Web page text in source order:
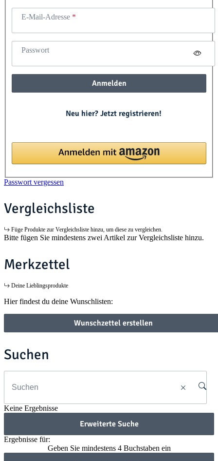
E-Mail-Adresse
Passwort
Anmelden
Neu hier? Jetzt registrieren!
Passwort vergessen
Vergleichsliste
Füge Produkte zur Vergleichsliste hinzu, um diese zu vergleichen.
Bitte fügen Sie mindestens zwei Artikel zur Vergleichsliste hinzu.
Merkzettel
Deine Lieblingsprodukte
Hier findest du deine Wunschlisten:
Wunschzettel erstellen
Suchen
Keine Ergebnisse
Erweiterte Suche
Ergebnisse für:
Geben Sie mindestens 4 Buchstaben ein